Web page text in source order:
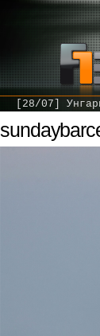
[28/07]